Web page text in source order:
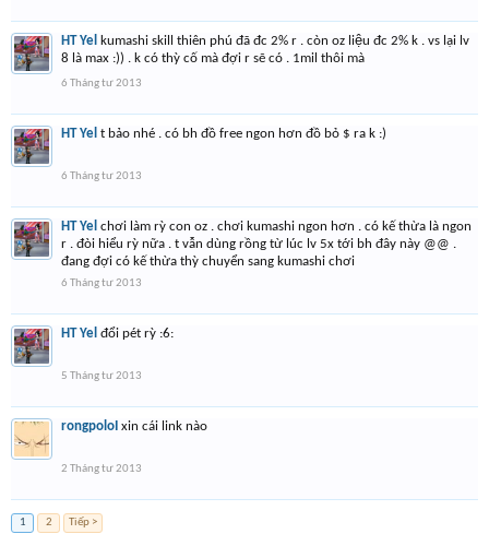
HT Yel
kumashi skill thiên phú đã đc 2% r . còn oz liệu đc 2% k . vs lại lv
8 là max :)) . k có thỳ cố mà đợi r sẽ có . 1mil thôi mà
6 Tháng tư 2013
HT Yel t bảo nhé . có bh đồ free ngon hơn đồ bỏ $ ra k :)
6 Tháng tư 2013
HT Yel chơi làm rỳ con oz . chơi kumashi ngon hơn . có kế thừa là ngon
r . đòi hiểu rỳ nữa . t vẫn dùng rồng từ lúc lv 5x tới bh đây này @@ .
đang đợi có kế thừa thỳ chuyển sang kumashi chơi
6 Tháng tư 2013
HT Yel đổi pét rỳ :6:
5 Tháng tư 2013
rongpoloI xin cái link nào
2 Tháng tư 2013
1 2 Tiếp >